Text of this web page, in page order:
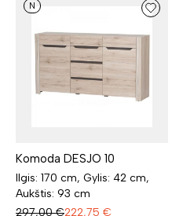
N
Komoda DESJO 10
Ilgis: 170 cm, Gylis: 42 cm,
Aukštis: 93 cm
297,00 €222,75 €